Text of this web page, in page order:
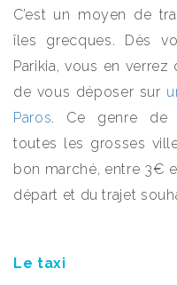
C’est un moyen de
îles grecques. Dès
Parikia, vous en
de vous déposer sur
Paros . Ce genre de
toutes les grosses
bon marché, entre 3€
départ et du trajet
Le taxi